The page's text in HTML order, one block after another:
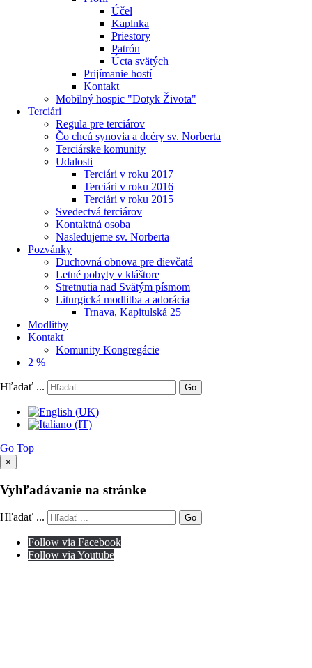
Účel
Kaplnka
Priestory
Patrón
Úcta svätých
Prijímanie hostí
Kontakt
Mobilný hospic "Dotyk Života"
Terciári
Regula pre terciárov
Čo chcú synovia a dcéry sv. Norberta
Terciárske komunity
Udalosti
Terciári v roku 2017
Terciári v roku 2016
Terciári v roku 2015
Svedectvá terciárov
Kontaktná osoba
Nasledujeme sv. Norberta
Pozvánky
Duchovná obnova pre dievčatá
Letné pobyty v kláštore
Stretnutia nad Svätým písmom
Liturgická modlitba a adorácia
Trnava, Kapitulská 25
Modlitby
Kontakt
Komunity Kongregácie
2 %
Hľadať ... Go
Go Top
×
Vyhľadávanie na stránke
Hľadať ... Go
Follow via Facebook
Follow via Youtube